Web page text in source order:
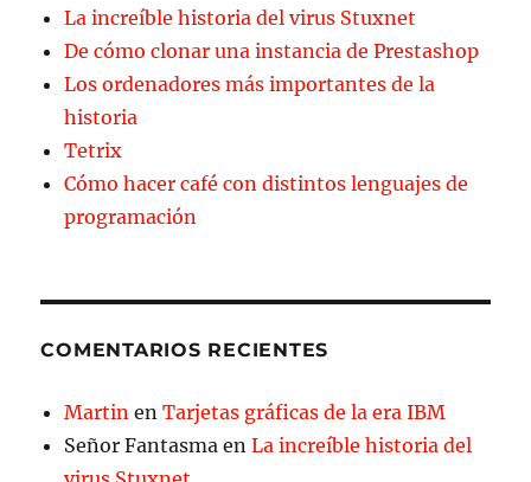
La increíble historia del virus Stuxnet
De cómo clonar una instancia de Prestashop
Los ordenadores más importantes de la
historia
Tetrix
Cómo hacer café con distintos lenguajes de
programación
COMENTARIOS RECIENTES
Martin enTarjetas gráficas de la era IBM
Señor Fantasma enLa increíble historia del